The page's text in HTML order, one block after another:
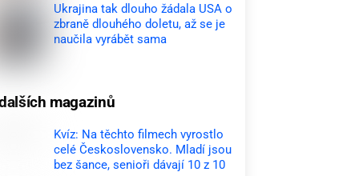
Ukrajina tak dlouho žádala USA o
zbraně dlouhého doletu, až se je
naučila vyrábět sama
magazinů
Kvíz: Na těchto filmech vyrostlo
celé Československo. Mladí jsou
bez šance, senioři dávají 10 z 10